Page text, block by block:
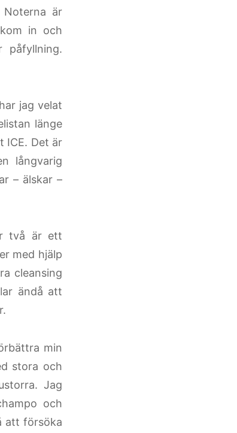
är
in och
jag velat
länge
ICE. Det är
långvarig
– älskar –
två är ett
med hjälp
cleansing
ändå att
min
stora och
Jag
och
att försöka